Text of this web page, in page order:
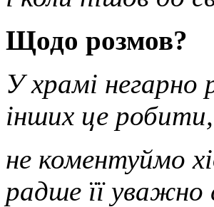
Щодо розмов?
У храмі
інших це
не коментуймо
радше її